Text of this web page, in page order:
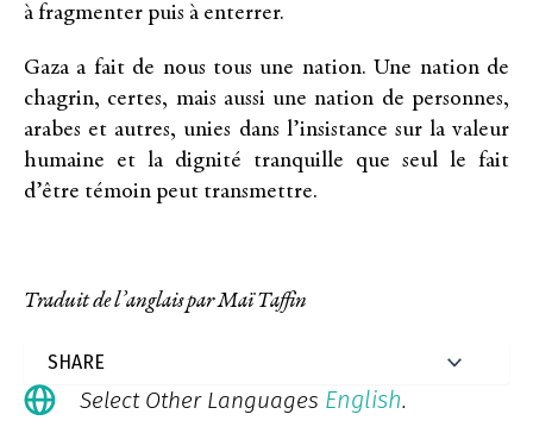
à fragmenter puis à enterrer.
Gaza a fait de nous tous une nation. Une nation de
chagrin, certes, mais aussi une nation de personnes,
arabes et autres, unies dans l’insistance sur la valeur
humaine et la dignité tranquille que seul le fait
d’être témoin peut transmettre.
Traduit de l’anglais par Maï Taffin
Select Other Languages English.